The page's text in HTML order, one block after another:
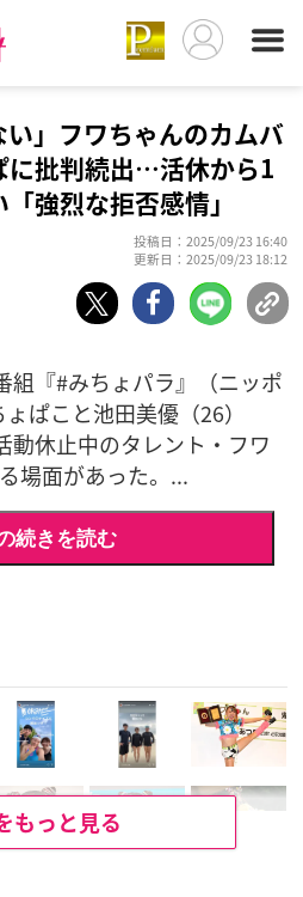
い」フワちゃんのカムバ
に批判続出…活休から1
強烈な拒否感情」
投稿日：2025/09/23 16:40
更新日：2025/09/23 18:12
組『#みちょパラ』（ニッポ
ぱこと池田美優（26）
動休止中のタレント・フワ
場面があった。...
続きを読む
もっと見る